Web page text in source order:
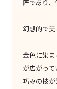
匠であり
幻想的で美
金色に染
が広がって
巧みの技が